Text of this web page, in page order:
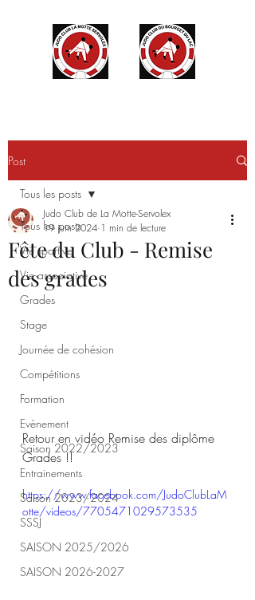
Post
Tous les posts
Vie sportive
Vie associative
Grades
Stage
Journée de cohésion
Compétitions
Formation
Evènement
Saison 2022/2023
Entrainements
Saison 2023/2024
SSSJ
SAISON 2025/2026
SAISON 2026-2027
Tous les posts
Fête du Club - Remise
des grades
Judo Club de La Motte-Servolex
19 juin 2024 1 min de lecture
Retour en vidéo Remise des diplôme
Grades !!
https://www.facebook.com/JudoClubLaM
otte/videos/7705471029573535